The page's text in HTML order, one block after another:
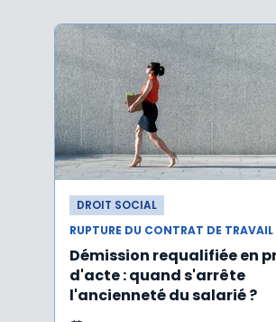
DROIT SOCIAL
RUPTURE DU CONTRAT DE TRAVAIL
Démission requalifiée en
d'acte : quand s'arrête
l'ancienneté du salarié ?